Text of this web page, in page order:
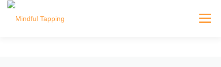
Hoppa
Meny